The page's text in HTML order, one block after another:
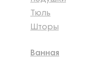
Тюль
Шторы
Ванная